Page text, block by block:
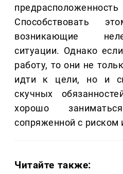
Способствовать
возникающие
ситуации. Однако
работу, то они не
идти к цели, но и
скучных
хорошо
сопряженной с риском
Читайте также: